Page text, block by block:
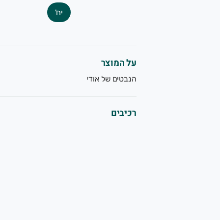
יח'
על המוצר
הנבטים של אודי
רכיבים